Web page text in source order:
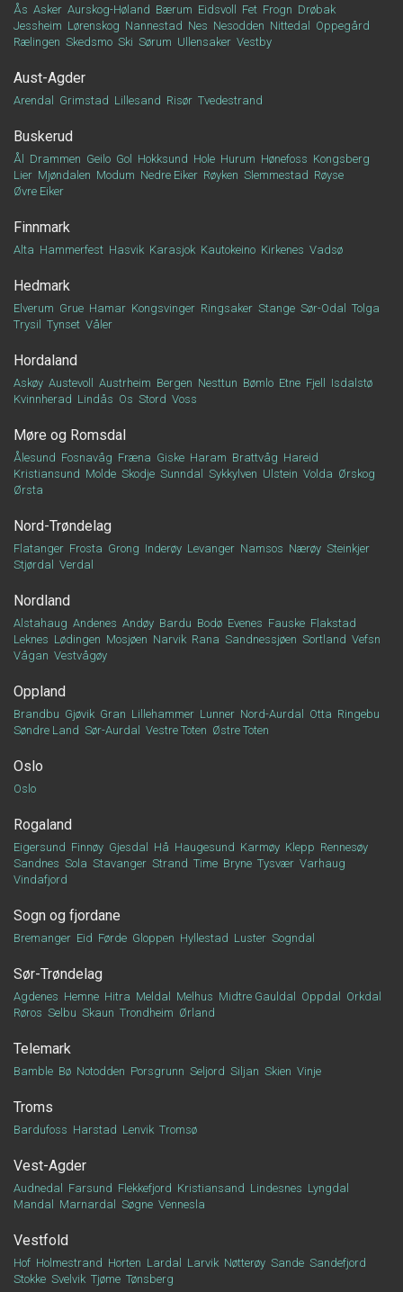
Ås Asker Aurskog-Høland Bærum Eidsvoll Fet Frogn Drøbak
Jessheim Lørenskog Nannestad Nes Nesodden Nittedal
Oppegård
Rælingen Skedsmo Ski Sørum Ullensaker Vestby
Aust-Agder
Arendal Grimstad Lillesand Risør Tvedestrand
Buskerud
Ål Drammen Geilo Gol Hokksund Hole Hurum Hønefoss Kongsberg
Lier Mjøndalen Modum Nedre Eiker Røyken Slemmestad Røyse
Øvre Eiker
Finnmark
Alta Hammerfest Hasvik Karasjok Kautokeino Kirkenes Vadsø
Hedmark
Elverum Grue Hamar Kongsvinger Ringsaker Stange Sør-Odal
Tolga
Trysil
Tynset Våler
Hordaland
Askøy Austevoll Austrheim Bergen Nesttun Bømlo Etne Fjell
Isdalstø
Kvinnherad Lindås Os Stord Voss
Møre og Romsdal
Ålesund Fosnavåg Fræna Giske Haram Brattvåg Hareid
Kristiansund Molde Skodje Sunndal Sykkylven Ulstein Volda Ørskog
Ørsta
Nord-Trøndelag
Flatanger Frosta Grong Inderøy Levanger Namsos Nærøy Steinkjer
Stjørdal
Verdal
Nordland
Alstahaug Andenes Andøy Bardu Bodø Evenes Fauske Flakstad
Leknes Lødingen Mosjøen Narvik Rana Sandnessjøen Sortland Vefsn
Vågan Vestvågøy
Oppland
Brandbu Gjøvik Gran Lillehammer Lunner Nord-Aurdal Otta Ringebu
Søndre Land Sør-Aurdal Vestre Toten Østre Toten
Oslo
Oslo
Rogaland
Eigersund Finnøy Gjesdal Hå Haugesund Karmøy Klepp Rennesøy
Sandnes Sola Stavanger Strand Time Bryne Tysvær Varhaug
Vindafjord
Sogn og fjordane
Bremanger Eid Førde Gloppen Hyllestad Luster Sogndal
Sør-Trøndelag
Agdenes Hemne Hitra Meldal Melhus Midtre Gauldal Oppdal
Orkdal
Røros Selbu Skaun Trondheim Ørland
Telemark
Bamble Bø Notodden Porsgrunn Seljord Siljan Skien Vinje
Troms
Bardufoss Harstad Lenvik Tromsø
Vest-Agder
Audnedal Farsund Flekkefjord Kristiansand Lindesnes Lyngdal
Mandal
Marnardal Søgne Vennesla
Vestfold
Hof Holmestrand Horten Lardal Larvik Nøtterøy Sande Sandefjord
Stokke Svelvik Tjøme Tønsberg